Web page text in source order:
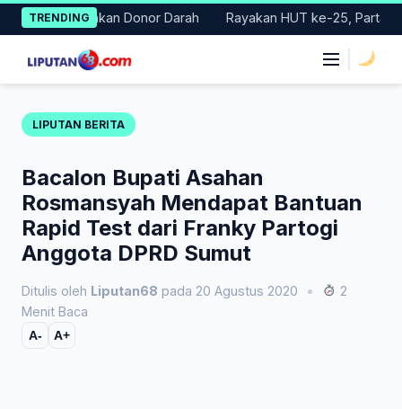
Skip
to
content
TRENDING
Gerakan Donor Darah Rayakan HUT ke-25, Partai
LIPUTAN BERITA
Bacalon Bupati Asahan
Rosmansyah Mendapat Bantuan
Rapid Test dari Franky Partogi
Anggota DPRD Sumut
Ditulis oleh Liputan68 pada 20 Agustus 2020 •
2
Menit Baca
A- A+